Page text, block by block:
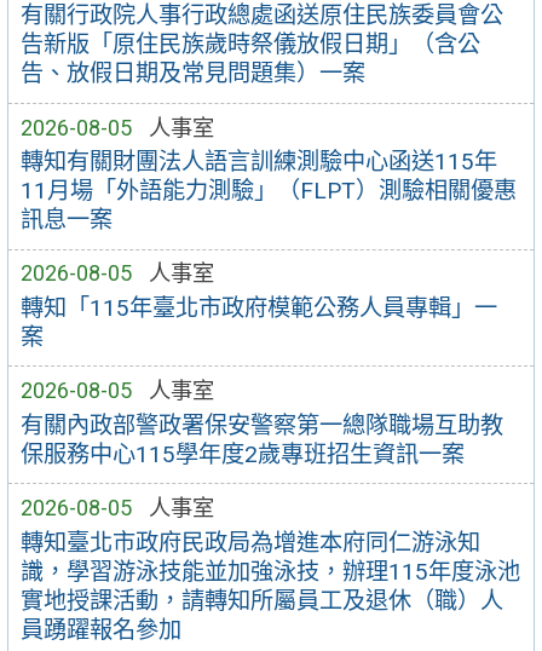
有關行政院人事行政總處函送原住民族委員會公
告新版「原住民族歲時祭儀放假日期」（含公
告、放假日期及常見問題集）一案
2026-08-05 人事室
轉知有關財團法人語言訓練測驗中心函送115年
11月場「外語能力測驗」（FLPT）測驗相關優惠
訊息一案
2026-08-05 人事室
轉知「115年臺北市政府模範公務人員專輯」一
案
2026-08-05 人事室
有關內政部警政署保安警察第一總隊職場互助教
保服務中心115學年度2歲專班招生資訊一案
2026-08-05 人事室
轉知臺北市政府民政局為增進本府同仁游泳知
識，學習游泳技能並加強泳技，辦理115年度泳池
實地授課活動，請轉知所屬員工及退休（職）人
員踴躍報名參加